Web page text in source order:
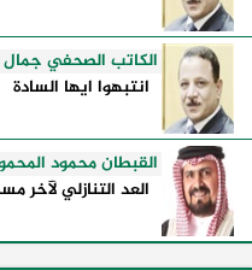
الكاتب الصحفي
انتبهوا ايها السادة
القبطان محمود
العد التنازلي لآخر